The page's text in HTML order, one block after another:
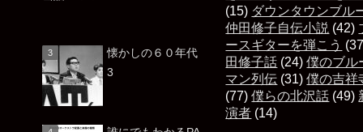
懐かしの６０年代
3
(15) ダウンタウンブル
仲田修子自伝小説 (42)
ースギターを弾こう
田修子話 (24)僕のブル
マン列伝 (31)僕の吉祥
(77)僕らの北沢話 (49)
演者 (14)